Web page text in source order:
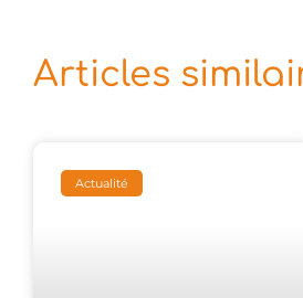
Articles
Actualité